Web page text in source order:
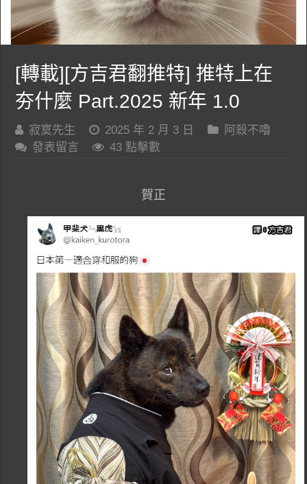
[轉載][方吉君翻推特] 推特上在
夯什麼 Part.2025 新年 1.0
寂寞先生 2025 年 2 月 3 日
阿殺不嚕
發表留言
43 點擊數
賀正